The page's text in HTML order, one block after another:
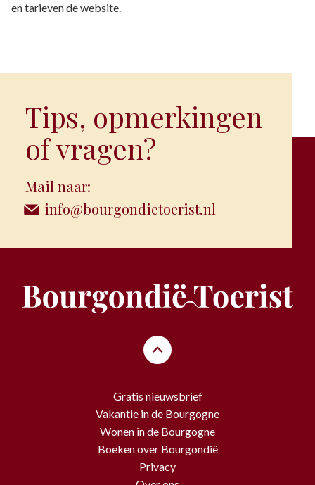
en tarieven de website.
Tips, opmerkingen
of vragen?
Mail naar:
info@bourgondietoerist.nl
Gratis nieuwsbrief
Vakantie in de Bourgogne
Wonen in de Bourgogne
Boeken over Bourgondië
Privacy